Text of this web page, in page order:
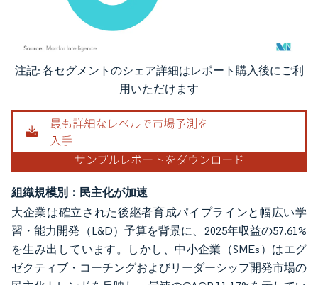
画像 © Mordor Intelligence。再利用にはCC BY 4.0の表示が必要です。
注記: 各セグメントのシェア詳細はレポート購入後にご利
用いただけます
組織規模別：民主化が加速
大企業は確立された後継者育成パイプラインと幅広い学
習・能力開発（L&D）予算を背景に、2025年収益の57.61%
を生み出しています。しかし、中小企業（SMEs）はエグ
ゼクティブ・コーチングおよびリーダーシップ開発市場の